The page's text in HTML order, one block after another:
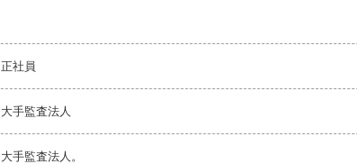
正社員
大手監査法人
大手監査法人。